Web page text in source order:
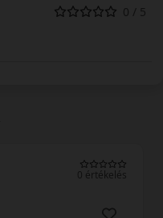
0 / 5
0 értékelés